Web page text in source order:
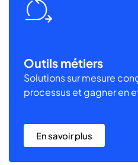
Outils métiers
Solutions sur mesure
processus et gagner en
En savoir plus